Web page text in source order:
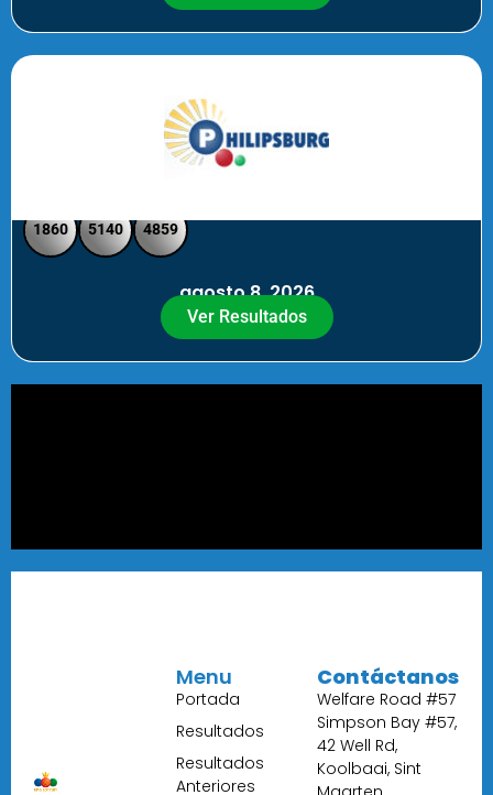
1860 5140 4859
agosto 8, 2026
Ver Resultados
Menu
Portada
Resultados
Resultados
Anteriores
Contáctanos
Welfare Road #57
Simpson Bay #57,
42 Well Rd,
Koolbaai, Sint